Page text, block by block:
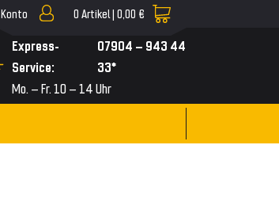
Konto 0 Artikel | 0,00 €
Express-
Service:
07904 – 943 44
33*
Mo. – Fr. 10 – 14 Uhr